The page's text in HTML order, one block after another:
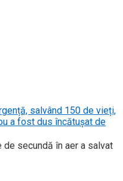
salvând 150 de vieți,
a fost dus încătușat de
secundă în aer a salvat